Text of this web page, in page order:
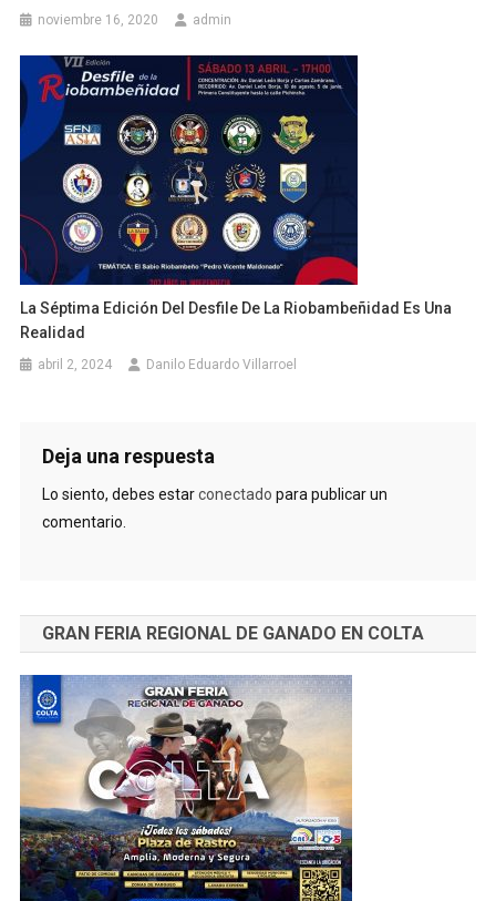
noviembre 16, 2020 admin
La Séptima Edición Del Desfile De La Riobambeñidad Es Una
Realidad
abril 2, 2024 Danilo Eduardo Villarroel
Deja una respuesta
Lo siento, debes estarconectado para publicar un
comentario.
GRAN FERIA REGIONAL DE GANADO EN COLTA